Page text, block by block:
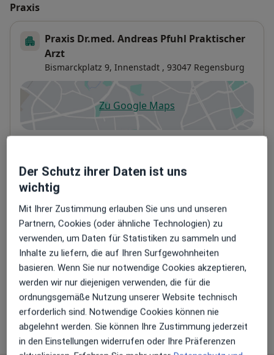
Praxis
Praxis Dr.med. Andreas Pfuhl Praktischer
Arzt
Bismarckplatz 9, Innenstadt , 93047 Regensburg
Zu Google Mapsöffnet in einer neuen
Zahlungsmodalitäten (private Besuche)
Akzeptierte Versicherungen
Details
Telefonnummer
0941 5...Telefonnummer anzeigen
0941 5...Telefonnummer anzeigen
Mehr Details anzeigen
über die Adresse
Der Schutz ihrer Daten ist uns
wichtig
Mit Ihrer Zustimmung erlauben Sie uns und unseren
Partnern, Cookies (oder ähnliche Technologien) zu
verwenden, um Daten für Statistiken zu sammeln und
Inhalte zu liefern, die auf Ihren Surfgewohnheiten
basieren. Wenn Sie nur notwendige Cookies akzeptieren,
werden wir nur diejenigen verwenden, die für die
ordnungsgemäße Nutzung unserer Website technisch
erforderlich sind. Notwendige Cookies können nie
abgelehnt werden. Sie können Ihre Zustimmung jederzeit
in den Einstellungen widerrufen oder Ihre Präferenzen